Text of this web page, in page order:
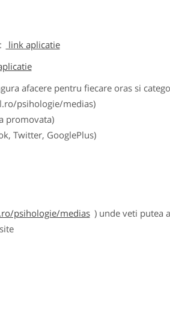
link aplicatie
afacere pentru fiecare oras si
psihologie/medias)
promovata)
Twitter, GooglePlus)
psihologie/medias ) unde veti putea